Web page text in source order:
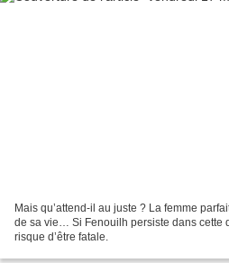
Mais qu’attend-il au juste ? La femme
de sa vie… Si Fenouilh persiste dans cette
risque d’être fatale.